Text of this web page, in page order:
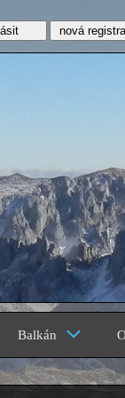
nová
Balkán